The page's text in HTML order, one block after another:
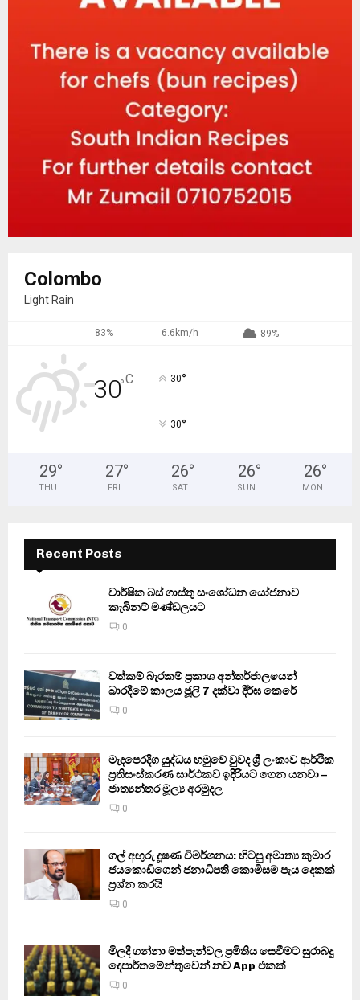
Colombo
Light Rain
83% 6.6km/h 89%
30°C 30°
30°
29°
THU
27°
FRI
26°
SAT
26°
SUN
26°
MON
Recent Posts
වාර්ෂික බස් ගාස්තු සංශෝධන යෝජනාව
කැබිනට් මණ්ඩලයට
0
වත්කම් බැරකම් ප්‍රකාශ අන්තර්ජාලයෙන්
බාරදීමේ කාලය ජූලි 7 දක්වා දීර්ඝ කෙරේ
0
මැදපෙරදිග යුද්ධය හමුවේ වුවද ශ්‍රී ලංකාව ආර්ථික
ප්‍රතිසංස්කරණ සාර්ථකව ඉදිරියට ගෙන යනවා –
ජාත්‍යන්තර මූල්‍ය අරමුදල
0
ගල් අඟුරු දූෂණ විමර්ශනය: හිටපු අමාත්‍ය කුමාර
ජයකොඩිගෙන් ජනාධිපති කොමිසම පැය දෙකක්
ප්‍රශ්න කරයි
0
මිලදී ගන්නා මත්පැන්වල ප්‍රමිතිය සෙවීමට සුරාබදු
දෙපාර්තමේන්තුවෙන් නව App එකක්
0